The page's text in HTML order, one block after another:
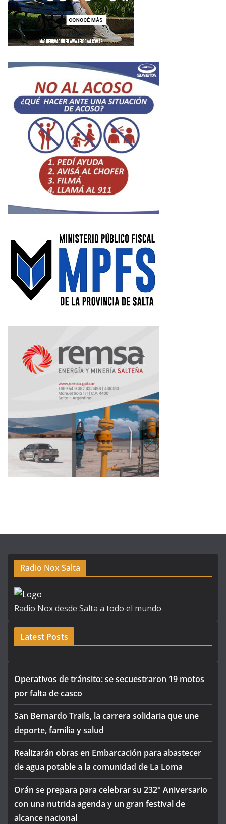
Radio Nox Salta
Radio Nox desde Salta a todo el mundo
Latest Posts
Operativos de tránsito: se secuestraron 19 motos
por falta de casco
San Bernardo Trails, la carrera solidaria que une
deporte, familia y salud
Realizarán obras en Embarcación para abastecer
de agua potable a la comunidad de La Loma
Orán se prepara para celebrar su 232° Aniversario
con una nutrida agenda y un gran festival de
alcance nacional